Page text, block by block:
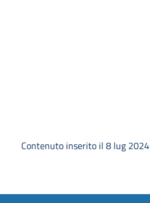
Contenuto inserito il 8 lug 2024